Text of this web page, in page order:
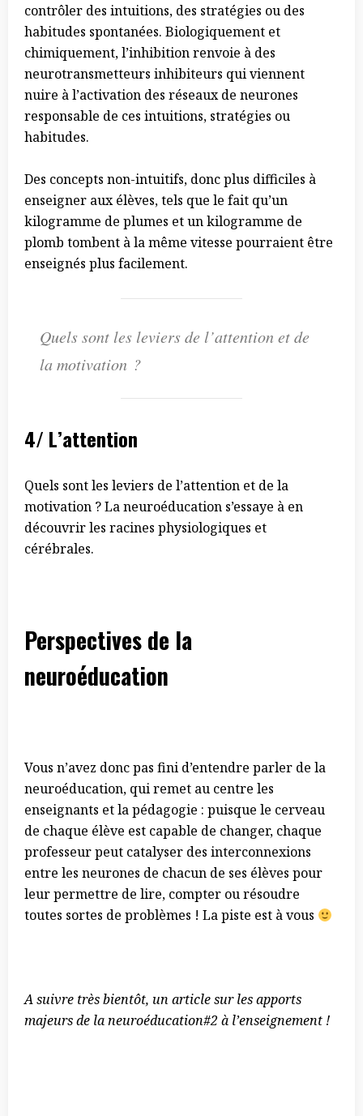
contrôler des intuitions, des stratégies ou des
habitudes spontanées. Biologiquement et
chimiquement, l’inhibition renvoie à des
neurotransmetteurs inhibiteurs qui viennent
nuire à l’activation des réseaux de neurones
responsable de ces intuitions, stratégies ou
habitudes.
Des concepts non-intuitifs, donc plus difficiles à
enseigner aux élèves, tels que le fait qu’un
kilogramme de plumes et un kilogramme de
plomb tombent à la même vitesse pourraient être
enseignés plus facilement.
Quels sont les leviers de l’attention et de
la motivation ?
4/ L’attention
Quels sont les leviers de l’attention et de la
motivation ? La neuroéducation s’essaye à en
découvrir les racines physiologiques et
cérébrales.
Perspectives de la
neuroéducation
Vous n’avez donc pas fini d’entendre parler de la
neuroéducation, qui remet au centre les
enseignants et la pédagogie : puisque le cerveau
de chaque élève est capable de changer, chaque
professeur peut catalyser des interconnexions
entre les neurones de chacun de ses élèves pour
leur permettre de lire, compter ou résoudre
toutes sortes de problèmes ! La piste est à vous
A suivre très bientôt, un article sur les apports
majeurs de la neuroéducation#2 à l’enseignement !